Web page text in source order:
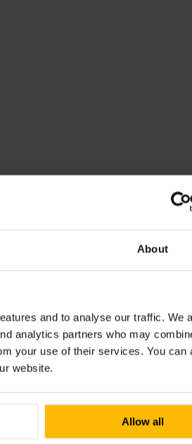
About
and to analyse our traffic. We
analytics partners who may
your use of their services. You can
website.
Allow all